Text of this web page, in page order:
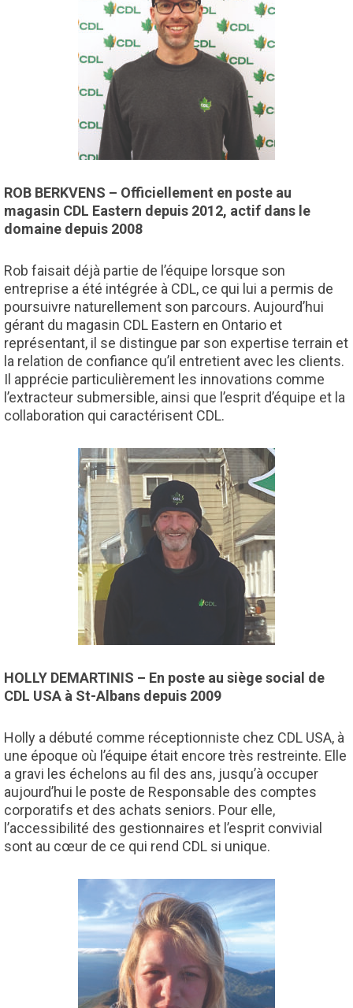
ROB BERKVENS – Officiellement en poste au
magasin CDL Eastern depuis 2012, actif dans le
domaine depuis 2008
Rob faisait déjà partie de l’équipe lorsque son
entreprise a été intégrée à CDL, ce qui lui a permis de
poursuivre naturellement son parcours. Aujourd’hui
gérant du magasin CDL Eastern en Ontario et
représentant, il se distingue par son expertise terrain et
la relation de confiance qu’il entretient avec les clients.
Il apprécie particulièrement les innovations comme
l’extracteur submersible, ainsi que l’esprit d’équipe et la
collaboration qui caractérisent CDL.
HOLLY DEMARTINIS – En poste au siège social de
CDL USA à St-Albans depuis 2009
Holly a débuté comme réceptionniste chez CDL USA, à
une époque où l’équipe était encore très restreinte. Elle
a gravi les échelons au fil des ans, jusqu’à occuper
aujourd’hui le poste de Responsable des comptes
corporatifs et des achats seniors. Pour elle,
l’accessibilité des gestionnaires et l’esprit convivial
sont au cœur de ce qui rend CDL si unique.